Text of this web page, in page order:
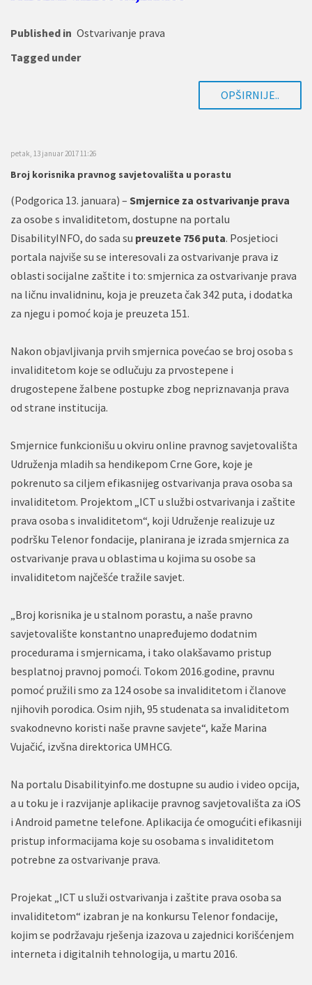
Published in Ostvarivanje prava
Tagged under
OPŠIRNIJE..
petak, 13 januar 2017 11:26
Broj korisnika pravnog savjetovališta u porastu
(Podgorica 13. januara) – Smjernice za ostvarivanje prava
za osobe s invaliditetom, dostupne na portalu
DisabilityINFO, do sada su preuzete 756 puta. Posjetioci
portala najviše su se interesovali za ostvarivanje prava iz
oblasti socijalne zaštite i to: smjernica za ostvarivanje prava
na ličnu invalidninu, koja je preuzeta čak 342 puta, i dodatka
za njegu i pomoć koja je preuzeta 151.
Nakon objavljivanja prvih smjernica povećao se broj osoba s
invaliditetom koje se odlučuju za prvostepene i
drugostepene žalbene postupke zbog nepriznavanja prava
od strane institucija.
Smjernice funkcionišu u okviru online pravnog savjetovališta
Udruženja mladih sa hendikepom Crne Gore, koje je
pokrenuto sa ciljem efikasnijeg ostvarivanja prava osoba sa
invaliditetom. Projektom „ICT u službi ostvarivanja i zaštite
prava osoba s invaliditetom“, koji Udruženje realizuje uz
podršku Telenor fondacije, planirana je izrada smjernica za
ostvarivanje prava u oblastima u kojima su osobe sa
invaliditetom najčešće tražile savjet.
„Broj korisnika je u stalnom porastu, a naše pravno
savjetovalište konstantno unapređujemo dodatnim
procedurama i smjernicama, i tako olakšavamo pristup
besplatnoj pravnoj pomoći. Tokom 2016.godine, pravnu
pomoć pružili smo za 124 osobe sa invaliditetom i članove
njihovih porodica. Osim njih, 95 studenata sa invaliditetom
svakodnevno koristi naše pravne savjete“, kaže Marina
Vujačić, izvšna direktorica UMHCG.
Na portalu Disabilityinfo.me dostupne su audio i video opcija,
a u toku je i razvijanje aplikacije pravnog savjetovališta za iOS
i Android pametne telefone. Aplikacija će omogućiti efikasniji
pristup informacijama koje su osobama s invaliditetom
potrebne za ostvarivanje prava.
Projekat „ICT u služi ostvarivanja i zaštite prava osoba sa
invaliditetom“ izabran je na konkursu Telenor fondacije,
kojim se podržavaju rješenja izazova u zajednici korišćenjem
interneta i digitalnih tehnologija, u martu 2016.